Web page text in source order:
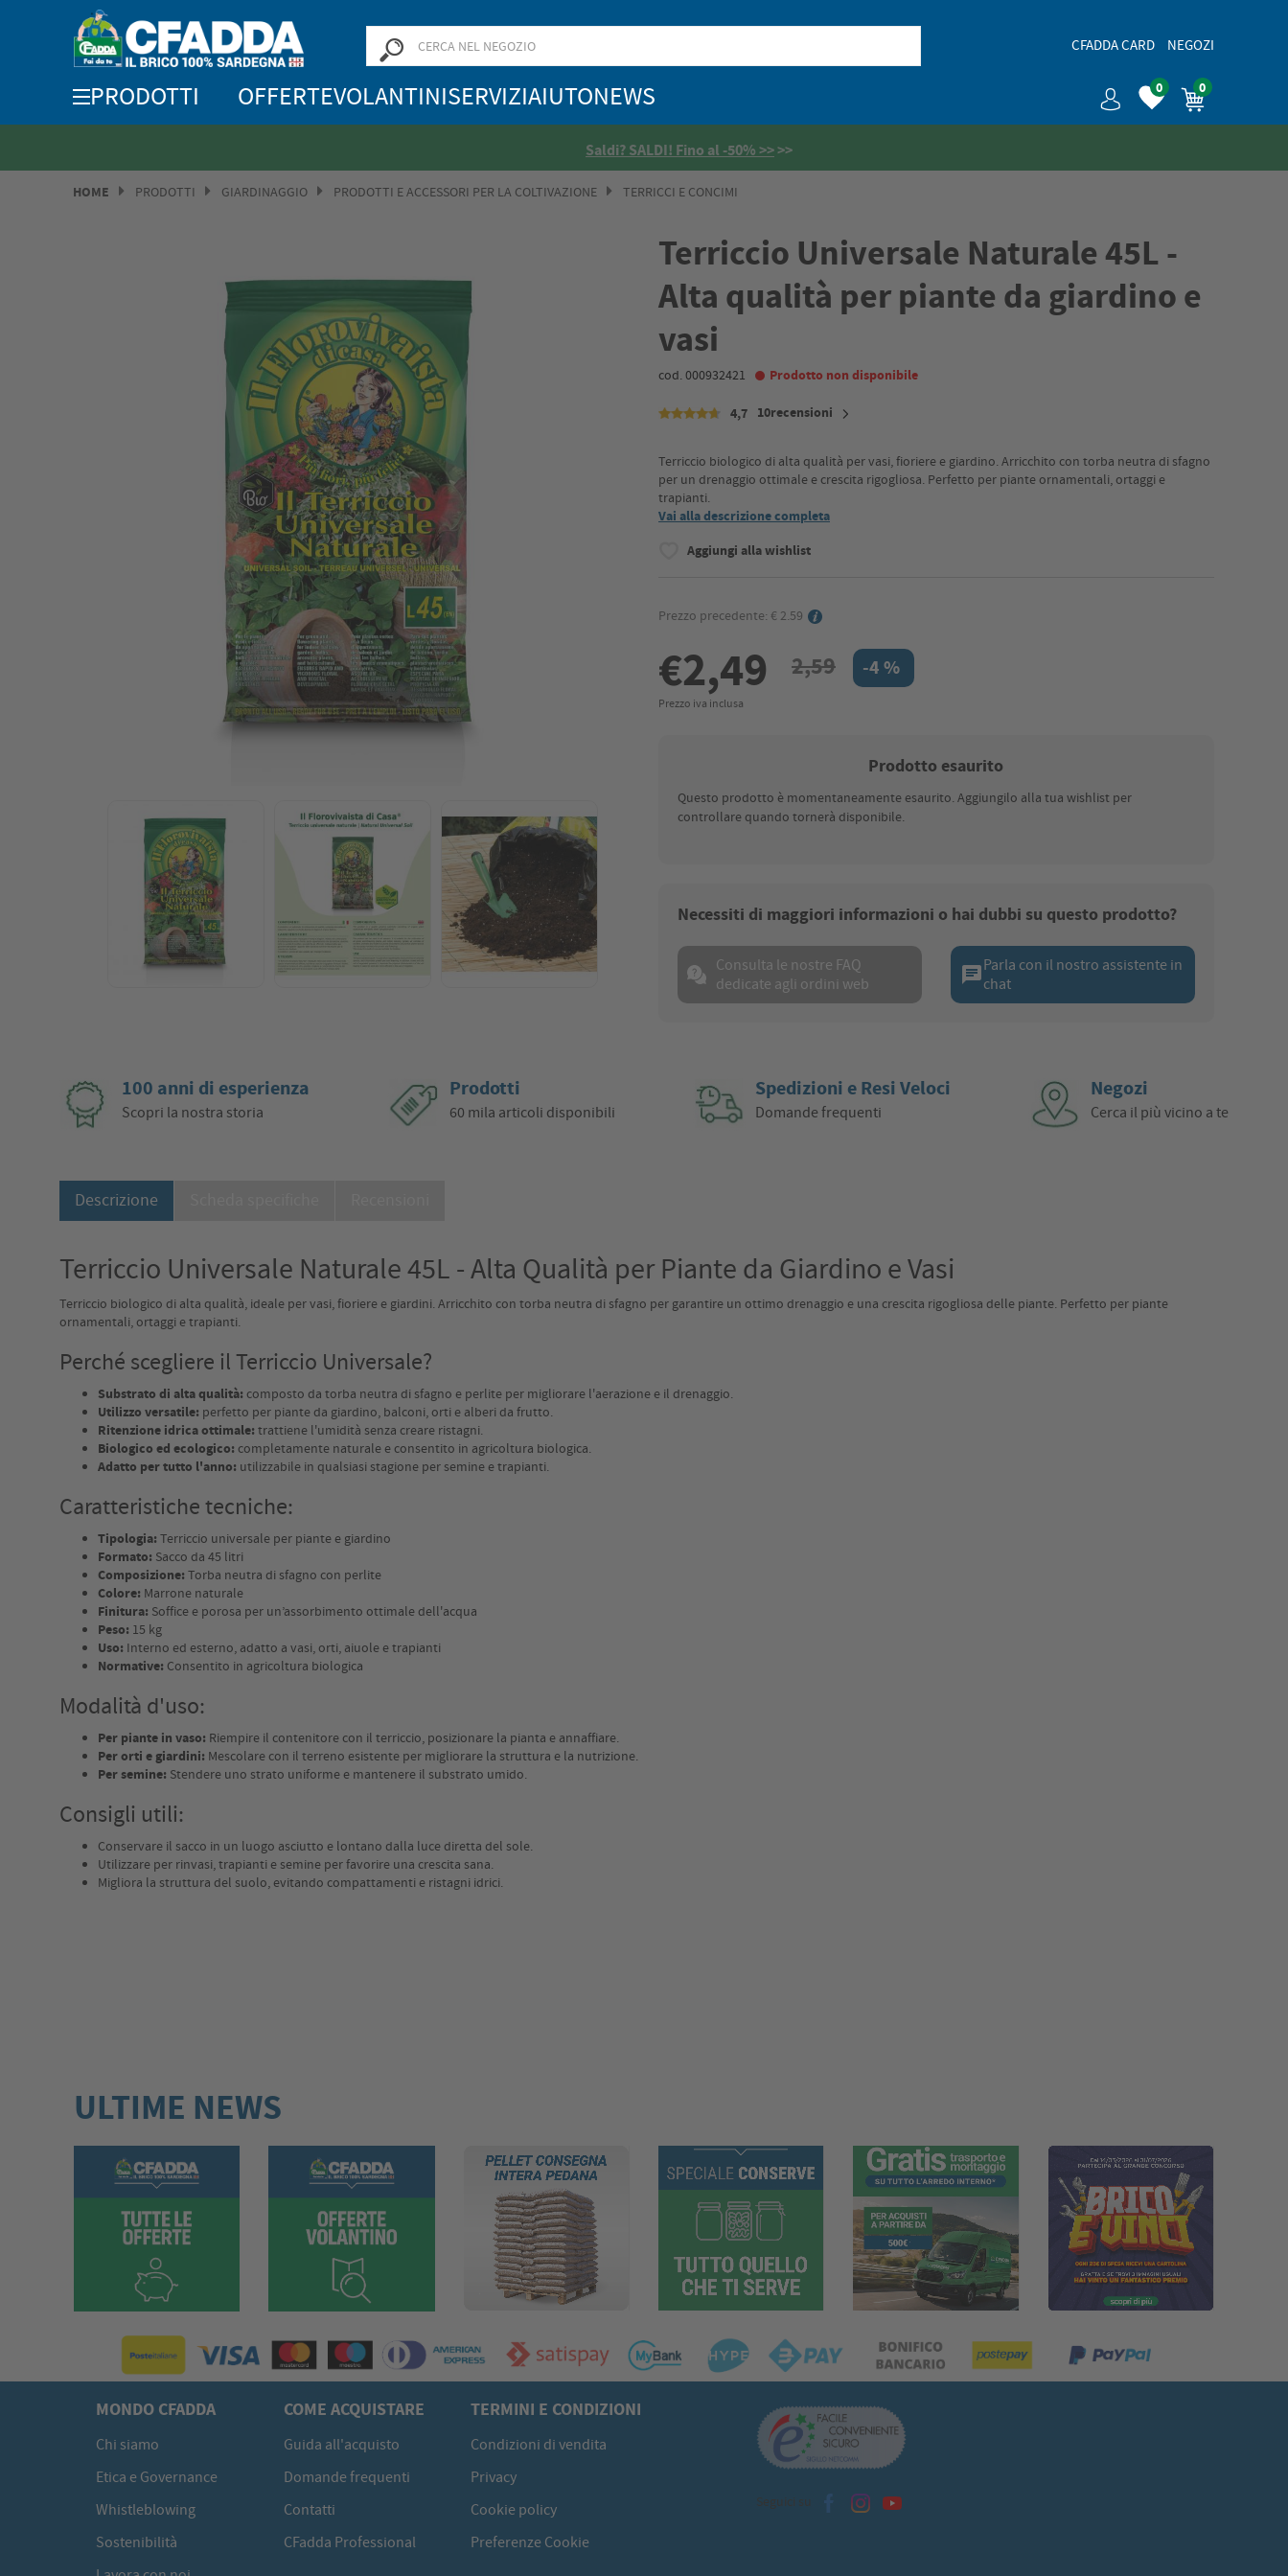
CFADDA CARD NEGOZI
0 0
PRODOTTI OFFERTEVOLANTINISERVIZIAIUTONEWS
Saldi? SALDI! Fino al -50% >>>>
HOME PRODOTTI GIARDINAGGIO PRODOTTI E ACCESSORI PER LA COLTIVAZIONE TERRICCI E CONCIMI
Terriccio Universale Naturale 45L -
Alta qualità per piante da giardino e
vasi
cod. 000932421 Prodotto non disponibile
4,7 10recensioni
Terriccio biologico di alta qualità per vasi, fioriere e giardino. Arricchito con torba neutra di sfagno
per un drenaggio ottimale e crescita rigogliosa. Perfetto per piante ornamentali, ortaggi e
trapianti.
Vai alla descrizione completa
Aggiungi alla wishlist
Prezzo precedente: € 2.59
€2,49 2,59
Prezzo iva inclusa
-4 %
Prodotto esaurito
Questo prodotto è momentaneamente esaurito. Aggiungilo alla tua wishlist per
controllare quando tornerà disponibile.
Necessiti di maggiori informazioni o hai dubbi su questo prodotto?
Consulta le nostre FAQ
dedicate agli ordini web
chatParla con il nostro assistente in
chat
100 anni di esperienza
Scopri la nostra storia
Prodotti
60 mila articoli disponibili
Spedizioni e Resi Veloci
Domande frequenti
Negozi
Cerca il più vicino a te
Descrizione
Terriccio Universale Naturale 45L - Alta Qualità per Piante da Giardino e Vasi
Terriccio biologico di alta qualità, ideale per vasi, fioriere e giardini. Arricchito con torba neutra di sfagno per garantire un ottimo drenaggio e una crescita rigogliosa delle piante. Perfetto per piante
ornamentali, ortaggi e trapianti.
Perché scegliere il Terriccio Universale?
Substrato di alta qualità: composto da torba neutra di sfagno e perlite per migliorare l'aerazione e il drenaggio.
Utilizzo versatile: perfetto per piante da giardino, balconi, orti e alberi da frutto.
Ritenzione idrica ottimale: trattiene l'umidità senza creare ristagni.
Biologico ed ecologico: completamente naturale e consentito in agricoltura biologica.
Adatto per tutto l'anno: utilizzabile in qualsiasi stagione per semine e trapianti.
Caratteristiche tecniche:
Tipologia: Terriccio universale per piante e giardino
Formato: Sacco da 45 litri
Composizione: Torba neutra di sfagno con perlite
Colore: Marrone naturale
Finitura: Soffice e porosa per un’assorbimento ottimale dell'acqua
Peso: 15 kg
Uso: Interno ed esterno, adatto a vasi, orti, aiuole e trapianti
Normative: Consentito in agricoltura biologica
Modalità d'uso:
Per piante in vaso: Riempire il contenitore con il terriccio, posizionare la pianta e annaffiare.
Per orti e giardini: Mescolare con il terreno esistente per migliorare la struttura e la nutrizione.
Per semine: Stendere uno strato uniforme e mantenere il substrato umido.
Consigli utili:
Conservare il sacco in un luogo asciutto e lontano dalla luce diretta del sole.
Utilizzare per rinvasi, trapianti e semine per favorire una crescita sana.
Migliora la struttura del suolo, evitando compattamenti e ristagni idrici.
ULTIME NEWS
MONDO CFADDA
Chi siamo
Etica e Governance
Whistleblowing
Sostenibilità
COME ACQUISTARE
Guida all'acquisto
Domande frequenti
Contatti
CFadda Professional
TERMINI E CONDIZIONI
Condizioni di vendita
Privacy
Cookie policy
Preferenze Cookie
Seguici su